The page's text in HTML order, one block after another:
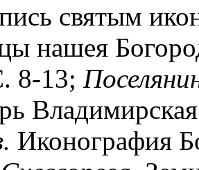
святым
нашея
8-13;
Иконография